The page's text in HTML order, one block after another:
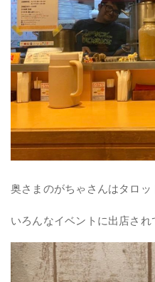
奥さまのがちゃさんはタロッ
いろんなイベントに出店され